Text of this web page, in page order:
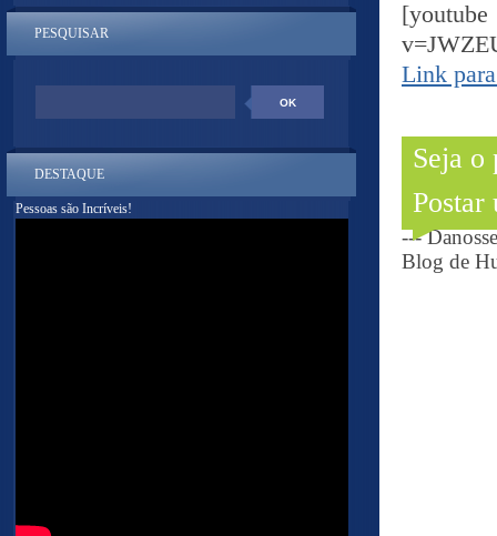
Link
Seja o
Postar
---
Blog de
PESQUISAR
DESTAQUE
Pessoas são Incríveis!